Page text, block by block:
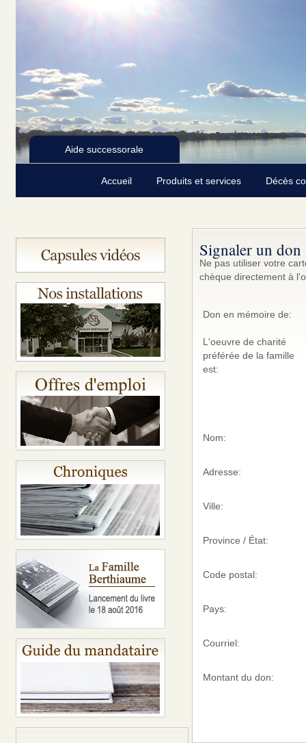
Aide successorale
Accueil Produits et services Décès
Signaler un don
Ne pas utiliser votre
chèque directement à
Don en mémoire de:
L'oeuvre de charité
préférée de la famille
est:
Nom:
Adresse:
Ville:
Province / État:
Code postal:
Pays:
Courriel:
Montant du don: